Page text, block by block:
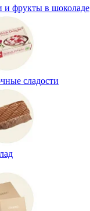
и фрукты в шоколаде
сладости